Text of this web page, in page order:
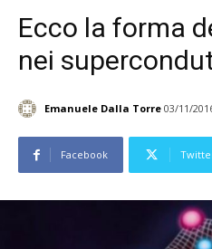
Ecco la forma
nei
Emanuele Dalla Torre 03/11/
Facebook